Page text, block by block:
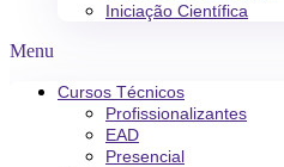
Iniciação Científica
Menu
Cursos Técnicos
Profissionalizantes
EAD
Presencial